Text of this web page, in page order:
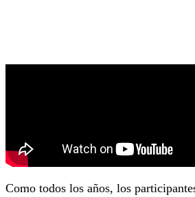
Como todos los años, los